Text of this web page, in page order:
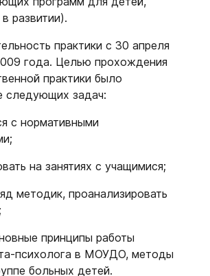
развитии).
практики с 30 апреля
года. Целью прохождения
практики было
следующих задач:
с нормативными
на занятиях с учащимися;
методик, проанализировать
принципы работы
психолога в МОУДО, методы
больных детей.